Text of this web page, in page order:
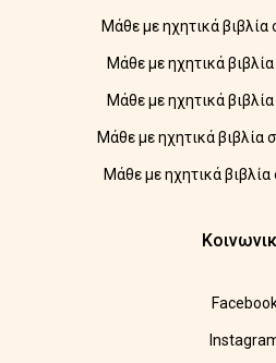
Μάθε με ηχητικά βιβλία
Μάθε με ηχητικά
Μάθε με ηχητικά
Μάθε με ηχητικά βιβλία
Μάθε με ηχητικά